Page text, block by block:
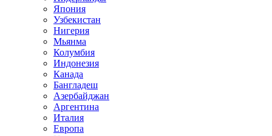
Япония
Узбекистан
Нигерия
Мьянма
Колумбия
Индонезия
Канада
Бангладеш
Азербайджан
Аргентина
Италия
Европа